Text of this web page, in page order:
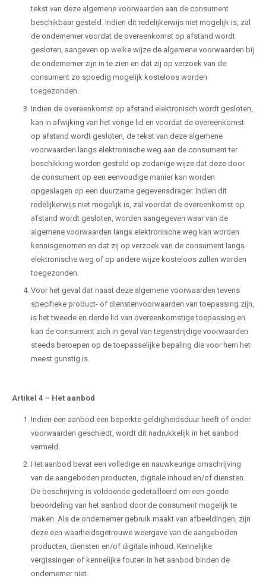
tekst van deze algemene voorwaarden aan de consument
beschikbaar gesteld. Indien dit redelijkerwijs niet mogelijk is, zal
de ondernemer voordat de overeenkomst op afstand wordt
gesloten, aangeven op welke wijze de algemene voorwaarden bij
de ondernemer zijn in te zien en dat zij op verzoek van de
consument zo spoedig mogelijk kosteloos worden
toegezonden.
Indien de overeenkomst op afstand elektronisch wordt gesloten,
kan in afwijking van het vorige lid en voordat de overeenkomst
op afstand wordt gesloten, de tekst van deze algemene
voorwaarden langs elektronische weg aan de consument ter
beschikking worden gesteld op zodanige wijze dat deze door
de consument op een eenvoudige manier kan worden
opgeslagen op een duurzame gegevensdrager. Indien dit
redelijkerwijs niet mogelijk is, zal voordat de overeenkomst op
afstand wordt gesloten, worden aangegeven waar van de
algemene voorwaarden langs elektronische weg kan worden
kennisgenomen en dat zij op verzoek van de consument langs
elektronische weg of op andere wijze kosteloos zullen worden
toegezonden.
Voor het geval dat naast deze algemene voorwaarden tevens
specifieke product- of dienstenvoorwaarden van toepassing zijn,
is het tweede en derde lid van overeenkomstige toepassing en
kan de consument zich in geval van tegenstrijdige voorwaarden
steeds beroepen op de toepasselijke bepaling die voor hem het
meest gunstig is.
Artikel 4 – Het aanbod
Indien een aanbod een beperkte geldigheidsduur heeft of onder
voorwaarden geschiedt, wordt dit nadrukkelijk in het aanbod
vermeld.
Het aanbod bevat een volledige en nauwkeurige omschrijving
van de aangeboden producten, digitale inhoud en/of diensten.
De beschrijving is voldoende gedetailleerd om een goede
beoordeling van het aanbod door de consument mogelijk te
maken. Als de ondernemer gebruik maakt van afbeeldingen, zijn
deze een waarheidsgetrouwe weergave van de aangeboden
producten, diensten en/of digitale inhoud. Kennelijke
vergissingen of kennelijke fouten in het aanbod binden de
ondernemer niet.